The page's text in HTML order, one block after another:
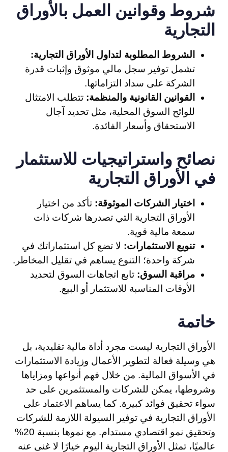
شروط وقوانين العمل بالأوراق
التجارية
الشروط المطلوبة لتداول الأوراق التجارية:
تشمل توفير سجل مالي موثوق وإثبات قدرة
الشركة على سداد التزاماتها.
القوانين القانونية والمنظمة: تتطلب الامتثال
للوائح السوق المحلية، مثل تحديد آجال
الاستحقاق وأسعار الفائدة.
نصائح واستراتيجيات للاستثمار
في الأوراق التجارية
اختيار الشركات الموثوقة: تأكد من اختيار
الأوراق التجارية التي تصدرها شركات ذات
سمعة مالية قوية.
تنويع الاستثمارات: لا تضع كل استثماراتك في
شركة واحدة؛ التنوع يساهم في تقليل المخاطر.
مراقبة السوق: تابع اتجاهات السوق لتحديد
الأوقات المناسبة للاستثمار أو البيع.
خاتمة
الأوراق التجارية ليست مجرد أداة مالية تقليدية، بل
هي وسيلة فعالة لتطوير الأعمال وزيادة الاستثمارات
في الأسواق المالية. من خلال فهم أنواعها ومزاياها
وشروطها، يمكن للشركات والمستثمرين على حد
سواء تحقيق فوائد كبيرة. كما يساهم الاعتماد على
الأوراق التجارية في توفير السيولة اللازمة للشركات
وتحقيق نمو اقتصادي مستدام. مع نموها بنسبة 20%
عالميًا، تمثل الأوراق التجارية اليوم خيارًا لا غنى عنه